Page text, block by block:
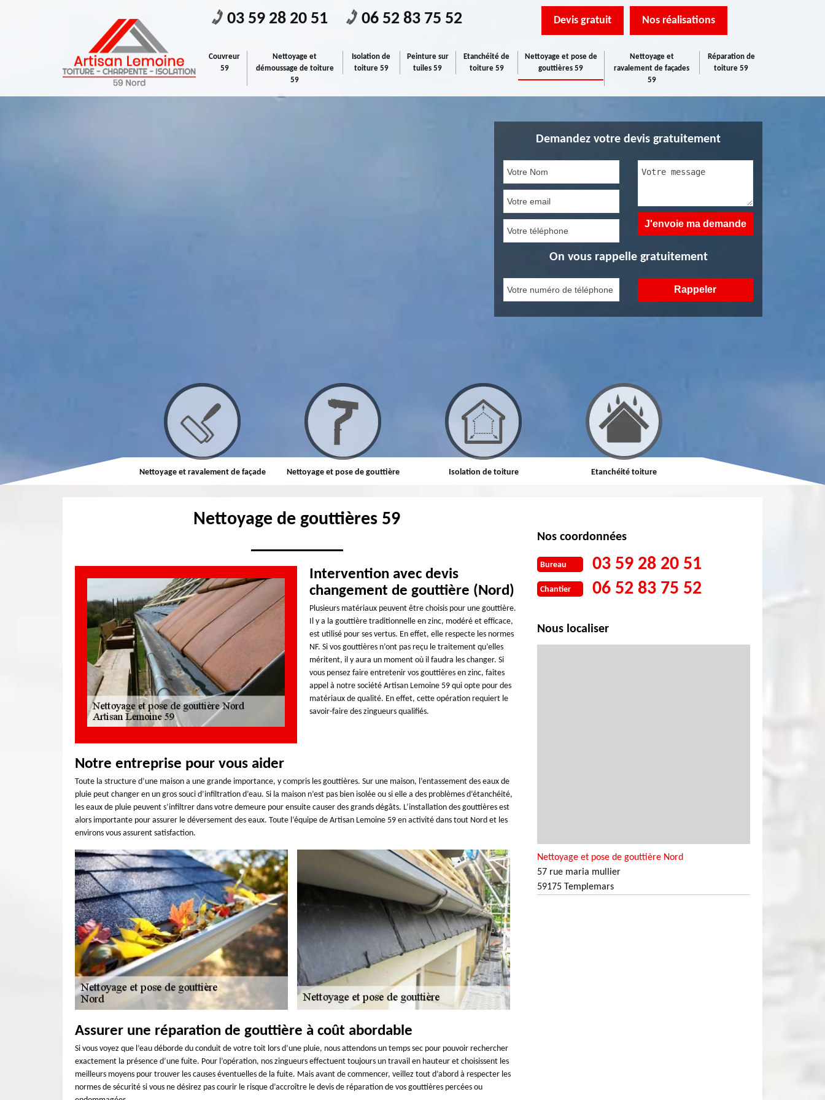
03 59 28 20 51 06 52 83 75 52 Devis gratuit Nos réalisations
Couvreur
59
Nettoyage et
démoussage de toiture
59
Isolation de
toiture 59
Peinture sur
tuiles 59
Etanchéité de
toiture 59
Nettoyage et pose de
gouttières 59
Nettoyage et
ravalement de façades
59
Réparation de
toiture 59
Demandez votre devis gratuitement
On vous rappelle gratuitement
Couvreur Nettoyage et ravalement de façade Nettoyage et pose de gouttière Isolation de toiture Etanchéité toiture Réparation de toiture
Nettoyage de gouttières 59
Intervention avec devis
changement de gouttière (Nord)
Plusieurs matériaux peuvent être choisis pour une gouttière.
Il y a la gouttière traditionnelle en zinc, modéré et efficace,
est utilisé pour ses vertus. En effet, elle respecte les normes
NF. Si vos gouttières n’ont pas reçu le traitement qu’elles
méritent, il y aura un moment où il faudra les changer. Si
vous pensez faire entretenir vos gouttières en zinc, faites
appel à notre société Artisan Lemoine 59 qui opte pour des
matériaux de qualité. En effet, cette opération requiert le
savoir-faire des zingueurs qualifiés.
Notre entreprise pour vous aider
Toute la structure d’une maison a une grande importance, y compris les gouttières. Sur une maison, l’entassement des eaux de
pluie peut changer en un gros souci d’infiltration d’eau. Si la maison n’est pas bien isolée ou si elle a des problèmes d’étanchéité,
les eaux de pluie peuvent s’infiltrer dans votre demeure pour ensuite causer des grands dégâts. L’installation des gouttières est
alors importante pour assurer le déversement des eaux. Toute l’équipe de Artisan Lemoine 59 en activité dans tout Nord et les
environs vous assurent satisfaction.
Assurer une réparation de gouttière à coût abordable
Si vous voyez que l’eau déborde du conduit de votre toit lors d’une pluie, nous attendons un temps sec pour pouvoir rechercher
exactement la présence d’une fuite. Pour l’opération, nos zingueurs effectuent toujours un travail en hauteur et choisissent les
meilleurs moyens pour trouver les causes éventuelles de la fuite. Mais avant de commencer, veillez tout d’abord à respecter les
normes de sécurité si vous ne désirez pas courir le risque d’accroître le devis de réparation de vos gouttières percées ou
Nos coordonnées
Bureau 03 59 28 20 51
Chantier 06 52 83 75 52
Nous localiser
Nettoyage et pose de gouttière Nord
57 rue maria mullier
59175 Templemars